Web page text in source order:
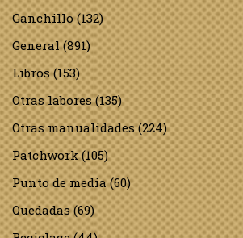
Ganchillo(132)
General(891)
Libros(153)
Otras labores(135)
Otras manualidades(224)
Patchwork(105)
Punto de media(60)
Quedadas(69)